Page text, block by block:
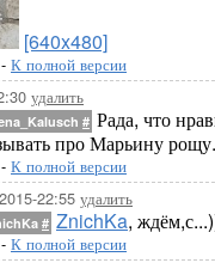
[640x480]
- К полной версии
удалить
# Рада, что
про Марьину рощу.
- К полной версии
22:55 удалить
# ZnichKa,
- К полной версии